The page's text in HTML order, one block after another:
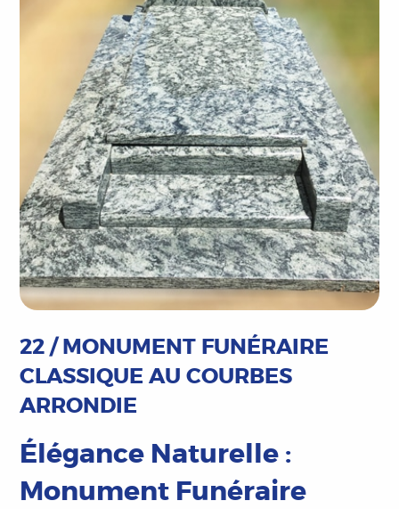
22 / MONUMENT FUNÉRAIRE
CLASSIQUE AU COURBES
ARRONDIE
Élégance Naturelle :
Monument Funéraire